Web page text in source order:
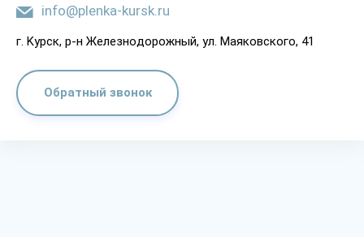
info@plenka-kursk.ru
г. Kypcк, p-н Жeлeзнoдopoжный, yл. Мaякoвcкoгo, 41
Обратный звонок